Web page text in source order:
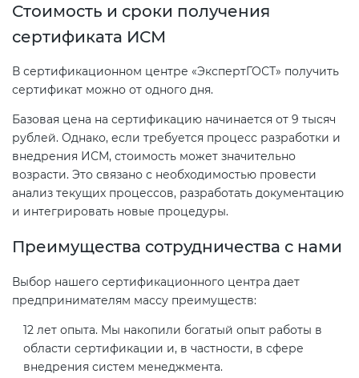
Стоимость и сроки получения
сертификата ИСМ
В сертификационном центре «ЭкспертГОСТ» получить
сертификат можно от одного дня.
Базовая цена на сертификацию начинается от 9 тысяч
рублей. Однако, если требуется процесс разработки и
внедрения ИСМ, стоимость может значительно
возрасти. Это связано с необходимостью провести
анализ текущих процессов, разработать документацию
и интегрировать новые процедуры.
Преимущества сотрудничества с нами
Выбор нашего сертификационного центра дает
предпринимателям массу преимуществ:
12 лет опыта. Мы накопили богатый опыт работы в
области сертификации и, в частности, в сфере
внедрения систем менеджмента.